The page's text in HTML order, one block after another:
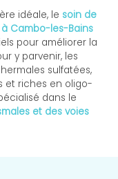
idéale, le soin de
Cambo-les-Bains
pour améliorer la
y parvenir, les
sulfatées,
et riches en oligo-
dans le
et des voies